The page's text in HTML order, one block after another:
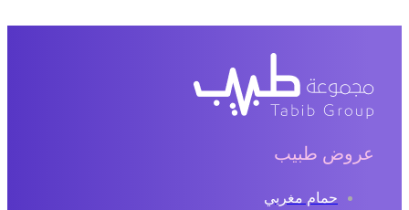
عروض طبيب
حمام مغربي